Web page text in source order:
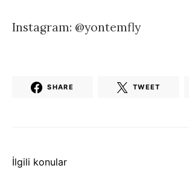
Instagram: @yontemfly
SHARE TWEET
İlgili konular